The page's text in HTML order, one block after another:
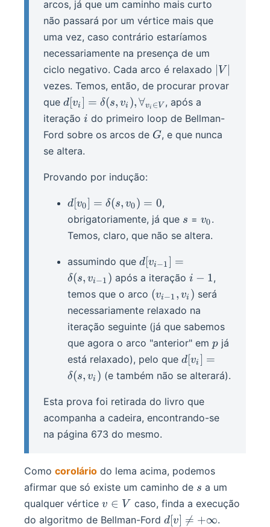
v
arcos, já que um caminho mais curto
não passará por um vértice mais que
uma vez, caso contrário estaríamos
necessariamente na presença de um
ciclo negativo. Cada arco é relaxado |V|
V
vezes. Temos, então, de procurar provar
que d[v_i] =
\delta(s,
v_i),
\forall_{v_i
\in V}
d[vi ] = δ(s, vi ),∀vi ∈V , após a
iteração i
i do primeiro loop de Bellman-
Ford sobre os arcos de G
G, e que nunca
se altera.
Provando por indução:
d[v_0]
=
\delta(s,
v_0) =
0
d[v0] = δ(s, v0) = 0,
obrigatoriamente, já que s
s = v_0
v0.
Temos, claro, que não se altera.
assumindo que d[v_{i -
1}] =
\delta(s,
v_{i -
1})
d[vi−1] =
δ(s, vi−1 ) após a iteração i
-
1
i − 1,
temos que o arco (v_{i
- 1},
v_i)
(vi−1 , vi ) será
necessariamente relaxado na
iteração seguinte (já que sabemos
que agora o arco "anterior" em p
p já
está relaxado), pelo que d[v_i] =
\delta(s,
d[vi ] =
δ(s, vi ) (e também não se alterará).
Esta prova foi retirada do livro que
acompanha a cadeira, encontrando-se
na página 673 do mesmo.
Como corolário do lema acima, podemos
afirmar que só existe um caminho de s
s a um
qualquer vértice v
\in
v ∈ V caso, finda a execução
do algoritmo de Bellman-Ford d[v]
d[v] 
= +∞.